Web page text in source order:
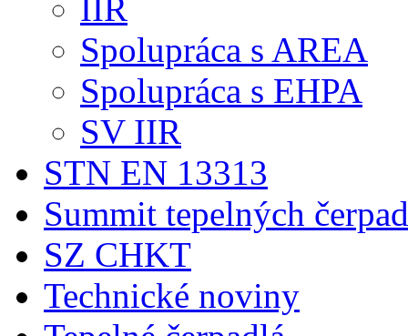
IIR
Spolupráca s AREA
Spolupráca s EHPA
SV IIR
STN EN 13313
Summit tepelných
SZ CHKT
Technické noviny